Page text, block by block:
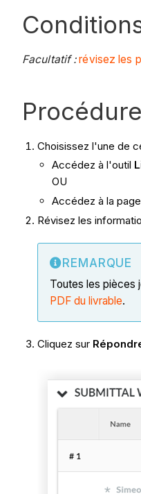
Facultatif : révisez les
Procédure
Choisissez l'une de
Accédez à l'outil
OU
Accédez à la
Révisez les
REMARQUE
Toutes les pièces
PDF du livrable.
Cliquez sur